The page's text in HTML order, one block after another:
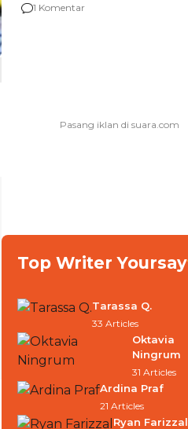
agar Dana Tidak Hangus!
1 Komentar
Top Writer Yoursay
Tarassa Q.
33 Articles
Oktavia
Ningrum
31 Articles
Ardina Praf
21 Articles
Ryan Farizzal